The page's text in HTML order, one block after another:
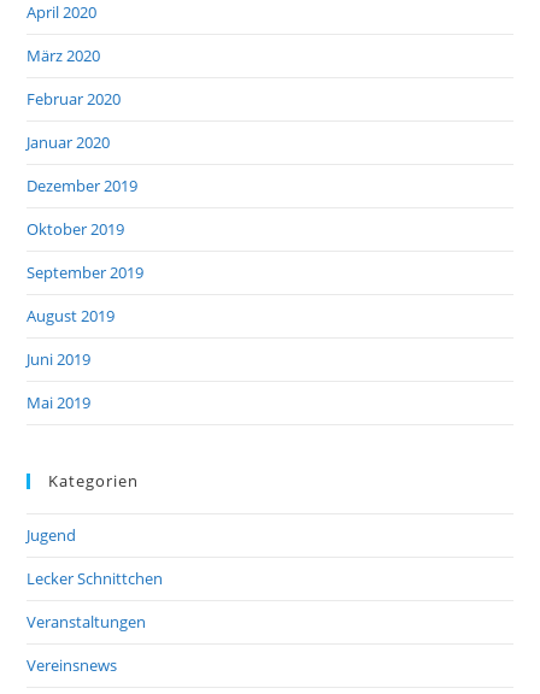
April 2020
März 2020
Februar 2020
Januar 2020
Dezember 2019
Oktober 2019
September 2019
August 2019
Juni 2019
Mai 2019
Kategorien
Jugend
Lecker Schnittchen
Veranstaltungen
Vereinsnews